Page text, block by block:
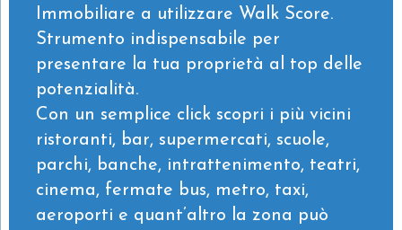
Immobiliare a utilizzare Walk Score.
Strumento indispensabile per
presentare la tua proprietà al top delle
potenzialità.
Con un semplice click scopri i più vicini
ristoranti, bar, supermercati, scuole,
parchi, banche, intrattenimento, teatri,
cinema, fermate bus, metro, taxi,
aeroporti e quant’altro la zona può